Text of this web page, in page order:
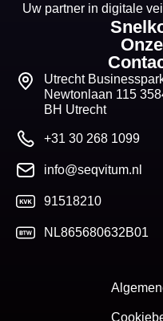
Uw partner in digitale
Utrecht
Newtonlaan 115
BH Utrecht
+31 30 268 1099
info@seqvitum.nl
91518210
NL865680632B01